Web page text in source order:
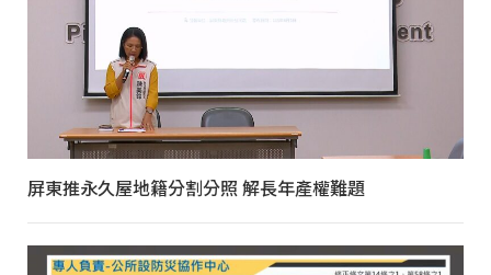
屏東推永久屋地籍分割分照 解長年產權難題